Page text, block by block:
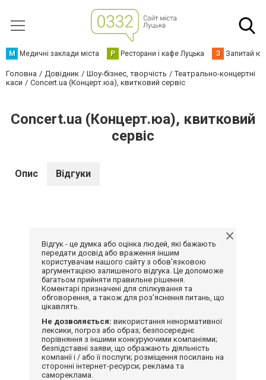
М Медичні заклади міста Р Ресторани і кафе Луцька З Запитай
Головна Довідник Шоу-бізнес, творчість
Театрально-концертні
каси
Concert.ua (Концерт.юа), квитковий сервіс
Concert.ua (Концерт.юа), квитковий
сервіс
Опис Відгуки
Відгук - це думка або оцінка людей, які бажають
передати досвід або враження іншим
користувачам нашого сайту з обов'язковою
аргументацією залишеного відгука. Це допоможе
багатьом прийняти правильне рішення.
Коментарі призначені для спілкування та
обговорення, а також для роз'яснення питань, що
цікавлять.
Не дозволяється: використання ненормативної
лексики, погроз або образ; безпосереднє
порівняння з іншими конкуруючими компаніями;
безпідставні заяви, що ображають діяльність
компанії і / або її послуги; розміщення посилань на
сторонні інтернет-ресурси; реклама та
самореклама.